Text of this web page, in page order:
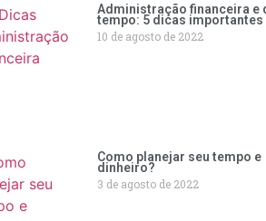
Administração financeira e
tempo: 5 dicas importantes
10 de agosto de 2022
Como planejar seu tempo e
dinheiro?
3 de agosto de 2022